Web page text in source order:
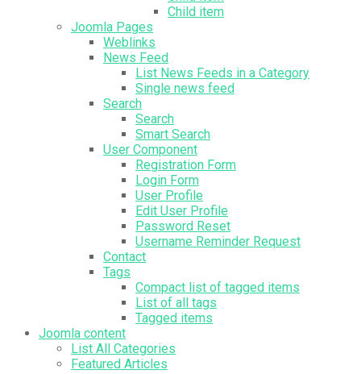
Child item
Joomla Pages
Weblinks
News Feed
List News Feeds in a Category
Single news feed
Search
Search
Smart Search
User Component
Registration Form
Login Form
User Profile
Edit User Profile
Password Reset
Username Reminder Request
Contact
Tags
Compact list of tagged items
List of all tags
Tagged items
Joomla content
List All Categories
Featured Articles